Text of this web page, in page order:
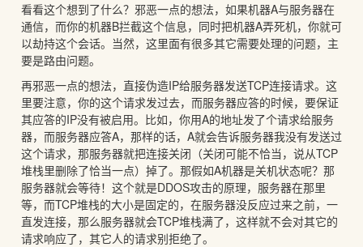
看看这个想到了什么？邪恶一点的想法，如果机器A与服务器在
通信，而你的机器B拦截这个信息，同时把机器A弄死机，你就可
以劫持这个会话。当然，这里面有很多其它需要处理的问题，主
要是路由问题。
再邪恶一点的想法，直接伪造IP给服务器发送TCP连接请求。这
里要注意，你的这个请求发过去，而服务器应答的时候，要保证
其应答的IP没有被启用。比如，你用A的地址发了个请求给服务
器，而服务器应答A，那样的话，A就会告诉服务器我没有发送过
这个请求，那服务器就把连接关闭（关闭可能不恰当，说从TCP
堆栈里删除了恰当一点）掉了。那假如A机器是关机状态呢？那
服务器就会等待！这个就是DDOS攻击的原理，服务器在那里
等，而TCP堆栈的大小是固定的，在服务器没反应过来之前，一
直发连接，那么服务器就会TCP堆栈满了，这样就不会对其它的
请求响应了，其它人的请求别拒绝了。